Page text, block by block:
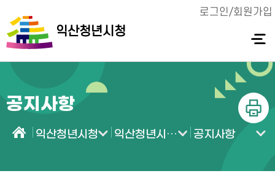
익산청년시청
로그인/회원가입
전체메
뉴 열기
공지사항
인쇄
익산청년시청 익산청년시청 소식 공지사항